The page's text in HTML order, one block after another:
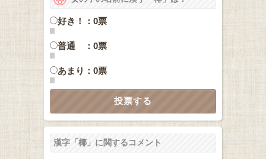
好き！：0票
普通 ：0票
あまり：0票
漢字「椰」に関するコメント